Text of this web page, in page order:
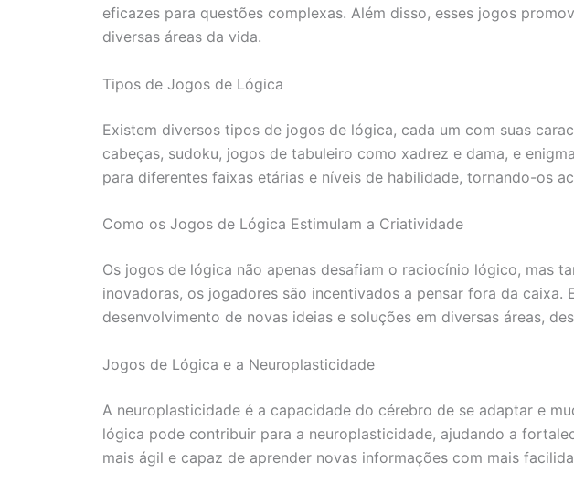
eficazes para questões complexas. Além disso, esses jogos
diversas áreas da vida.
Tipos de Jogos de Lógica
Existem diversos tipos de jogos de lógica, cada um com suas
cabeças, sudoku, jogos de tabuleiro como xadrez e dama, e
para diferentes faixas etárias e níveis de habilidade, tornando-os
Como os Jogos de Lógica Estimulam a Criatividade
Os jogos de lógica não apenas desafiam o raciocínio lógico, mas
inovadoras, os jogadores são incentivados a pensar fora da
desenvolvimento de novas ideias e soluções em diversas áreas,
Jogos de Lógica e a Neuroplasticidade
A neuroplasticidade é a capacidade do cérebro de se adaptar e
lógica pode contribuir para a neuroplasticidade, ajudando a
mais ágil e capaz de aprender novas informações com mais